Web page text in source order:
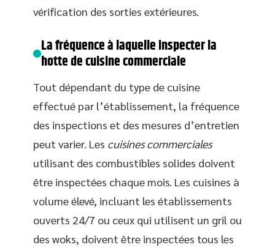
vérification des sorties extérieures.
La fréquence à laquelle inspecter la
hotte de cuisine commerciale
Tout dépendant du type de cuisine
effectué par l’établissement, la fréquence
des inspections et des mesures d’entretien
peut varier. Les cuisines commerciales
utilisant des combustibles solides doivent
être inspectées chaque mois. Les cuisines à
volume élevé, incluant les établissements
ouverts 24/7 ou ceux qui utilisent un gril ou
des woks, doivent être inspectées tous les